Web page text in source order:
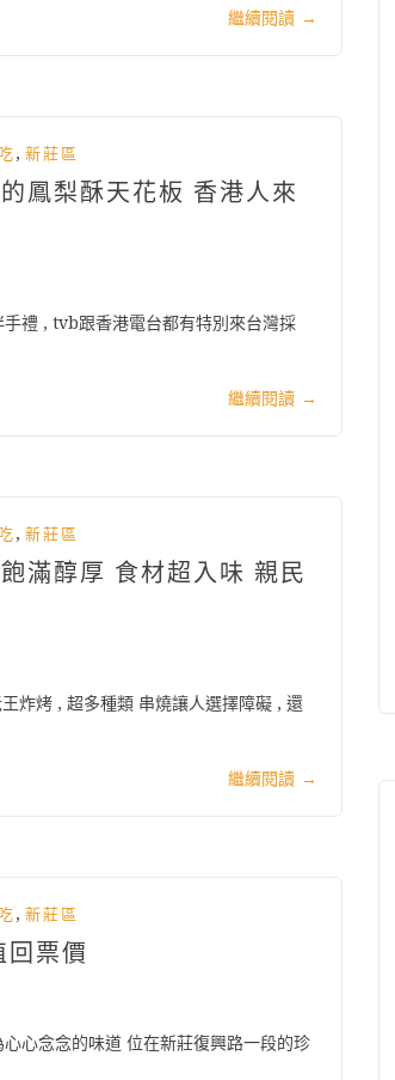
繼續閱讀 →
, 新莊區
鳳梨酥天花板 香港人來
禮 , tvb跟香港電台都有特別來台灣採
繼續閱讀 →
, 新莊區
滿醇厚 食材超入味 親民
炸烤 , 超多種類 串燒讓人選擇障礙 , 還
繼續閱讀 →
, 新莊區
票價
心念念的味道 位在新莊復興路一段的珍